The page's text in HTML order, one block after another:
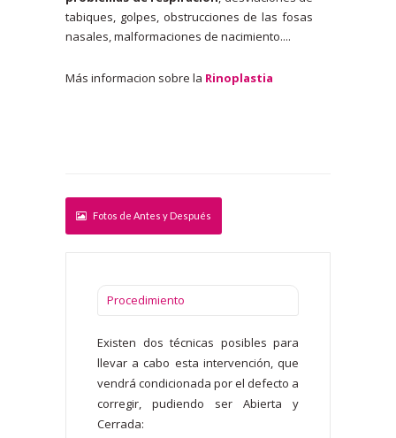
tabiques, golpes, obstrucciones de las fosas
nasales, malformaciones de nacimiento....
Más informacion sobre la Rinoplastia
Fotos de Antes y Después
Procedimiento
Existen dos técnicas posibles para
llevar a cabo esta intervención, que
vendrá condicionada por el defecto a
corregir, pudiendo ser Abierta y
Cerrada: